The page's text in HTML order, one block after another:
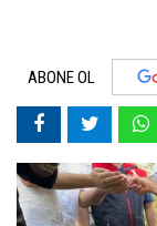
ABONE OL